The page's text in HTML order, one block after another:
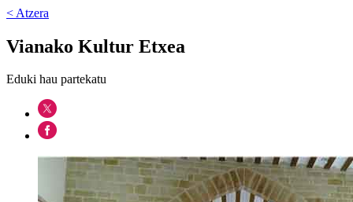
< Atzera
Vianako Kultur Etxea
Eduki hau partekatu